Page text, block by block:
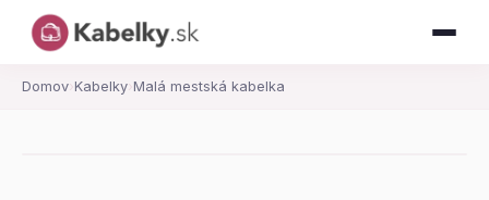
Domov› Kabelky› Malá mestská kabelka